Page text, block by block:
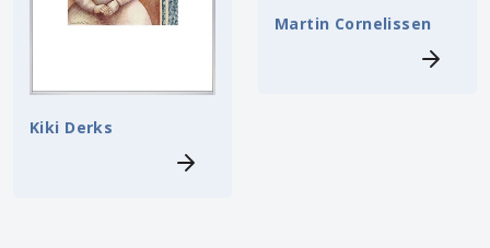
Kiki Derks
Martin Cornelissen